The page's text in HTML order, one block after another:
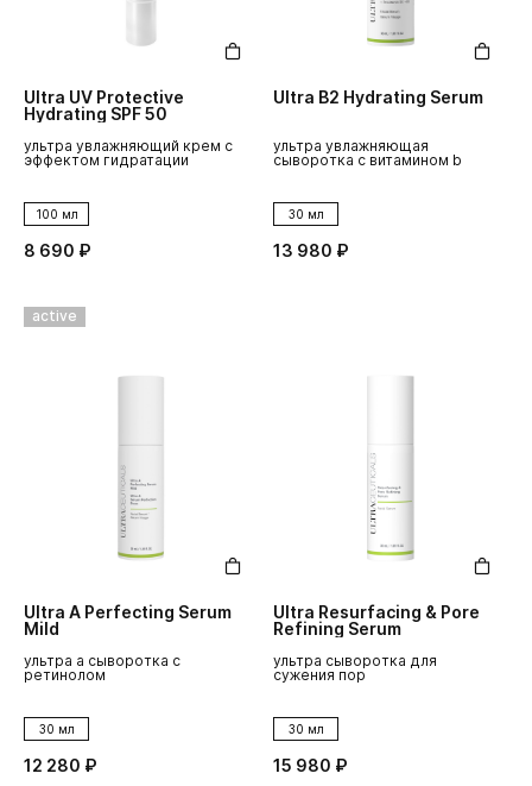
Ultra UV Protective
Hydrating SPF 50
ультра увлажняющий крем с
эффектом гидратации
100 мл
8 690 ₽
Ultra B2 Hydrating Serum
ультра увлажняющая
сыворотка с витамином b
30 мл
13 980 ₽
active
Ultra A Perfecting Serum
Mild
ультра а сыворотка с
ретинолом
30 мл
12 280 ₽
Ultra Resurfacing & Pore
Refining Serum
ультра сыворотка для
сужения пор
30 мл
15 980 ₽